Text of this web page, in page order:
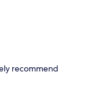
recommend